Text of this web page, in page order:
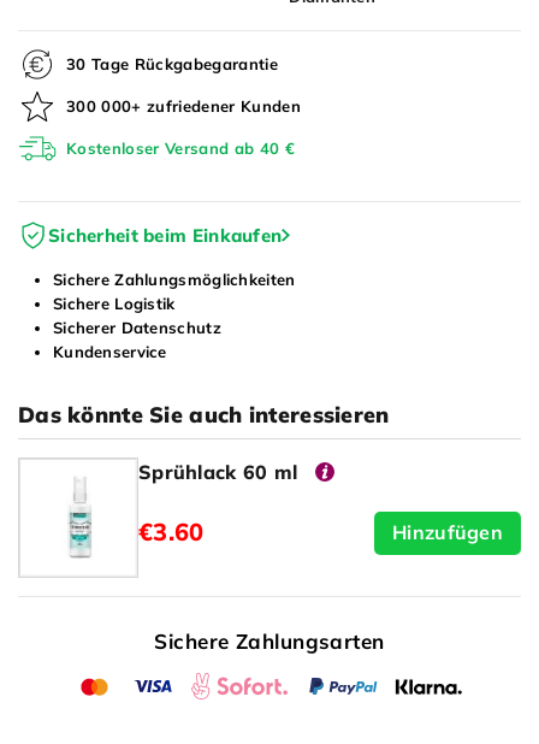
30 Tage Rückgabegarantie
300 000+ zufriedener Kunden
Kostenloser Versand ab 40 €
Sicherheit beim Einkaufen
Sichere Zahlungsmöglichkeiten
Sichere Logistik
Sicherer Datenschutz
Kundenservice
Das könnte Sie auch interessieren
Sprühlack 60 ml
€3.60 Hinzufügen
Sichere Zahlungsarten